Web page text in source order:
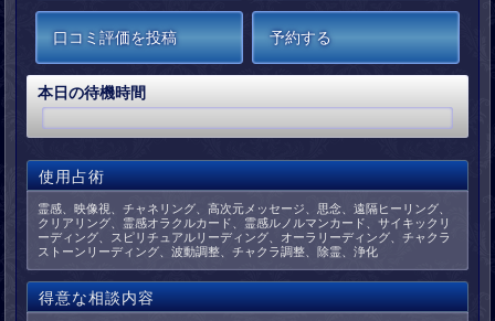
口コミ評価を投稿 予約する
本日の待機時間
使用占術
霊感、映像視、チャネリング、高次元メッセージ、思念、遠隔ヒーリング、
クリアリング、霊感オラクルカード、霊感ルノルマンカード、サイキックリ
ーディング、スピリチュアルリーディング、オーラリーディング、チャクラ
ストーンリーディング、波動調整、チャクラ調整、除霊、浄化
得意な相談内容